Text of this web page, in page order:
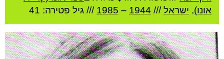
אונו), ישראל///
1944
–
1985 /// גיל פטירה: 41